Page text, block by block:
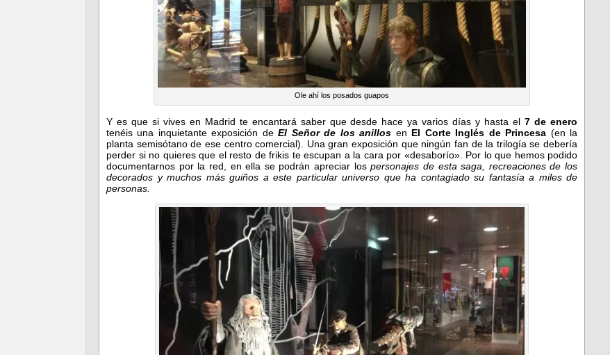
Ole ahí los posados guapos
Y es que si vives en Madrid te encantará saber que desde hace ya varios días y hasta el7 de enero
tenéis una inquietante exposición deEl Señor de los anillos en El Corte Inglés de Princesa (en la
planta semisótano de ese centro comercial). Una gran exposición que ningún fan de la trilogía se debería
perder si no quieres que el resto de frikis te escupan a la cara por «desaborío». Por lo que hemos podido
documentarnos por la red, en ella se podrán apreciar lospersonajes de esta saga, recreaciones de los
decorados y muchos más guiños a este particular universo que ha contagiado su fantasía a miles de
personas.